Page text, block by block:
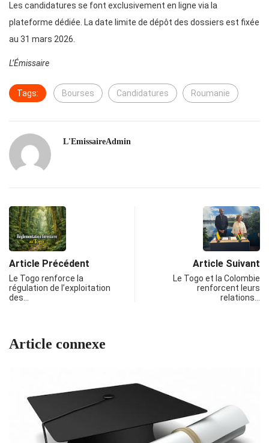
Les candidatures se font exclusivement en ligne via la
plateforme dédiée. La date limite de dépôt des dossiers est fixée
au 31 mars 2026.
L’Émissaire
Tags: Bourses Candidatures Roumanie
L'EmissaireAdmin
Article Précédent
Le Togo renforce la
régulation de l’exploitation
des…
Article Suivant
Le Togo et la Colombie
renforcent leurs
relations…
Article connexe